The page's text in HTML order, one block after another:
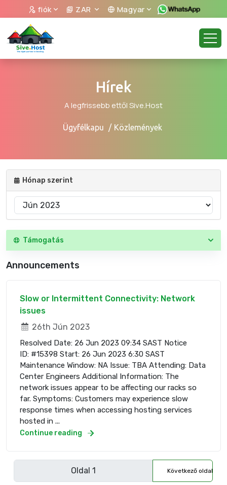
fiók ZAR Magyar
Hírek
A legfrissebb ettől Sive.Host
Ügyfélkapu Közlemények
Hónap szerint
Támogatás
Announcements
Slow or Intermittent Connectivity: Network
issues
26th Jún 2023
Resolved Date: 26 Jun 2023 09:34 SAST Notice
ID: #15398 Start: 26 Jun 2023 6:30 SAST
Maintenance Window: NA Issue: TBA Attending: Data
Center Engineers Additional Information: The
network issues appear to be affecting our racks so
far. Symptoms: Customers may experience slow
response times when accessing hosting services
hosted in ...
Continue reading
Következő oldal